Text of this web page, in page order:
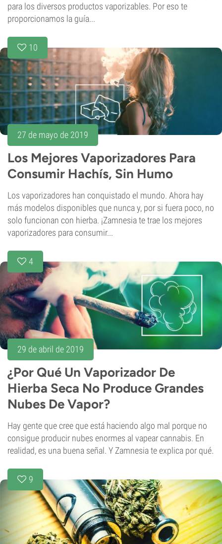
para los diversos productos vaporizables. Por eso te
proporcionamos la guía...
10
27 de mayo de 2019
Los Mejores Vaporizadores Para
Consumir Hachís, Sin Humo
Los vaporizadores han conquistado el mundo. Ahora hay
más modelos disponibles que nunca y, por si fuera poco, no
solo funcionan con hierba. ¡Zamnesia te trae los mejores
vaporizadores para consumir...
4
29 de abril de 2019
¿Por Qué Un Vaporizador De
Hierba Seca No Produce Grandes
Nubes De Vapor?
Hay gente que cree que está haciendo algo mal porque no
consigue producir nubes enormes al vapear cannabis. En
realidad, es una buena señal. Y Zamnesia te explica por qué.
9